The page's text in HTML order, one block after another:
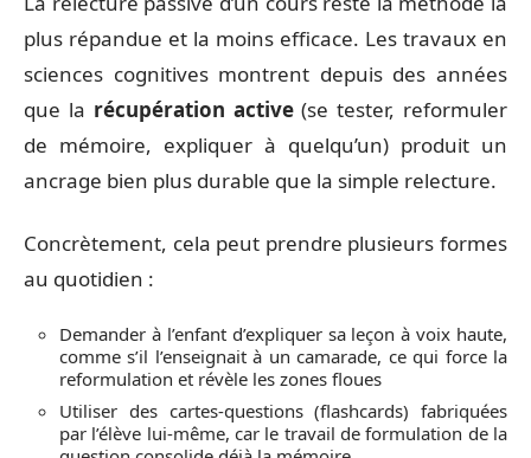
plus répandue et la moins efficace. Les travaux en
sciences cognitives montrent depuis des années
que la récupération active(se tester, reformuler
de mémoire, expliquer à quelqu’un) produit un
ancrage bien plus durable que la simple relecture.
Concrètement, cela peut prendre plusieurs formes
au quotidien :
Demander à l’enfant d’expliquer sa leçon à voix haute,
comme s’il l’enseignait à un camarade, ce qui force la
reformulation et révèle les zones floues
Utiliser des cartes-questions (flashcards) fabriquées
par l’élève lui-même, car le travail de formulation de la